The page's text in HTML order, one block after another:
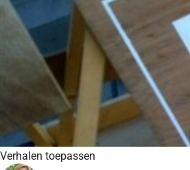
Verhalen toepassen